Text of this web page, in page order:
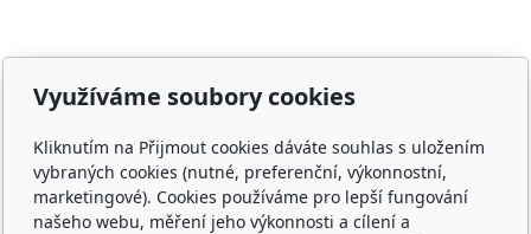
Jaké nosítko vybrat
Obchodní podmínky
Využíváme soubory cookies
Kliknutím na Přijmout cookies dáváte souhlas s uložením
vybraných cookies (nutné, preferenční, výkonnostní,
marketingové). Cookies používáme pro lepší fungování
našeho webu, měření jeho výkonnosti a cílení a